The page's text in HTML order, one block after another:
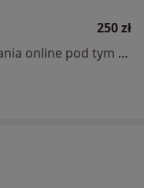
250 zł
Specjalista nie oferuje umawiania online pod tym adresem.